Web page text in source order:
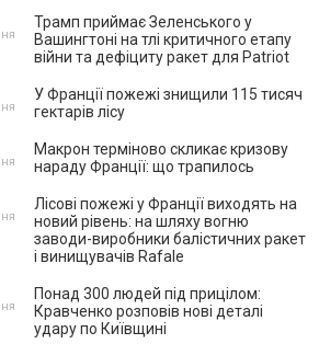
Трамп приймає Зеленського у
Вашингтоні на тлі критичного етапу
війни та дефіциту ракет для Patriot
У Франції пожежі знищили 115 тисяч
гектарів лісу
Макрон терміново скликає кризову
нараду Франції: що трапилось
Лісові пожежі у Франції виходять на
новий рівень: на шляху вогню
заводи-виробники балістичних ракет
і винищувачів Rafale
Понад 300 людей під прицілом:
Кравченко розповів нові деталі
удару по Київщині